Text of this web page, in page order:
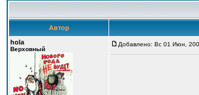
Автор
hola
Верховный
Добавлено: Вс 01 Июн,